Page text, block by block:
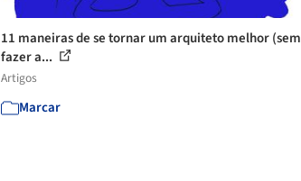
11 maneiras de se tornar um arquiteto melhor (sem
fazer a...
Artigos
Marcar